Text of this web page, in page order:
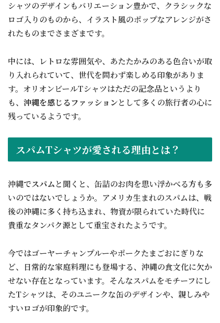
シャツのデザインもバリエーション豊かで、クラシックな
ロゴ入りのものから、イラスト風のポップなアレンジがさ
れたものまでさまざまです。
中には、レトロな雰囲気や、あたたかみのある色合いが取
り入れられていて、世代を問わず楽しめる印象がありま
す。オリオンビールTシャツはただの記念品というより
も、 沖縄を感じるファッションとして多くの旅行者の心に
残っているようです。
スパムTシャツが愛される理由とは？
沖縄でスパムと聞くと、缶詰のお肉を思い浮かべる方も多
いのではないでしょうか。アメリカ生まれのスパムは、戦
後の沖縄に多く持ち込まれ、物資が限られていた時代に
貴重なタンパク源として重宝されたようです。
今ではゴーヤーチャンプルーやポークたまごおにぎりな
ど、日常的な家庭料理にも登場する、沖縄の食文化に欠か
せない存在となっています。そんなスパムをモチーフにし
たTシャツは、そのユニークな缶のデザインや、親しみや
すいロゴが印象的です。